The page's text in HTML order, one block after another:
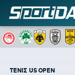
ΤΕΝΙΣ US OPEN